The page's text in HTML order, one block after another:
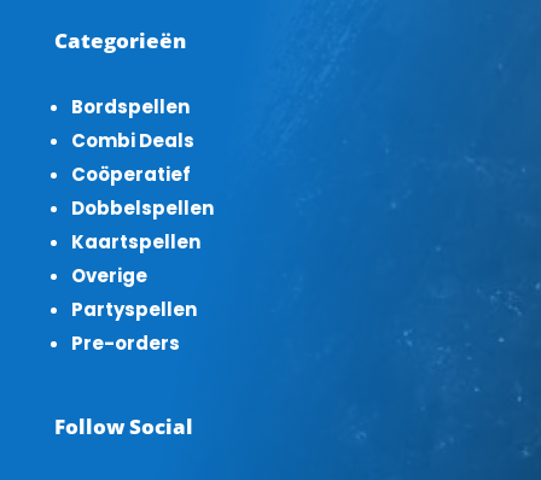
Categorieën
Bordspellen
Combi Deals
Coöperatief
Dobbelspellen
Kaartspellen
Overige
Partyspellen
Pre-orders
Follow Social